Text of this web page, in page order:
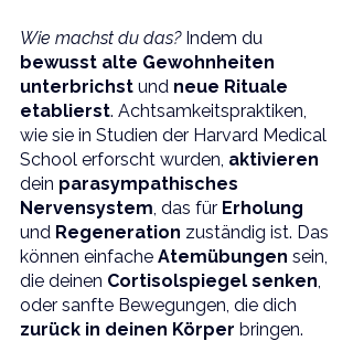
Wie machst du das? Indem du
bewusst alte Gewohnheiten
unterbrichst und neue Rituale
etablierst. Achtsamkeitspraktiken,
wie sie in Studien der Harvard Medical
School erforscht wurden, aktivieren
dein parasympathisches
Nervensystem, das für Erholung
und Regeneration zuständig ist. Das
können einfache Atemübungen sein,
die deinen Cortisolspiegel senken,
oder sanfte Bewegungen, die dich
zurück in deinen Körper bringen.